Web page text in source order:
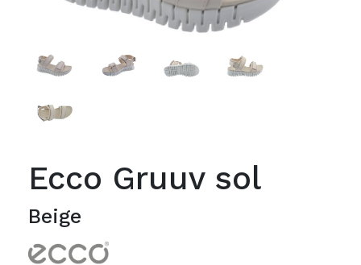
Ecco Gruuv sol
Beige